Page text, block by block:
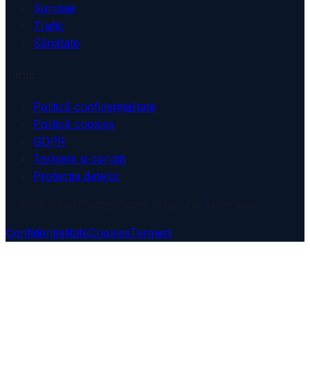
Sondaje
Trafic
Sănătate
Politică confidențialitate
Politică cookies
GDPR
Termeni și condiții
Protecția datelor
ConfidențialitateCookiesTermeni